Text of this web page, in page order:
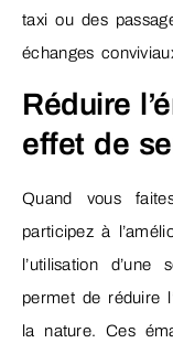
taxi ou des
échanges
Réduire
effet de
Quand vous
participez à
l’utilisation
permet de réduire
la nature. Ces